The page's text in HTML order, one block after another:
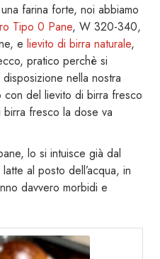
farina forte, noi abbiamo
Tipo 0 Pane, W 320-340,
e lievito di birra naturale,
pratico perchè si
nella nostra
con del lievito di birra fresco
fresco la dose va
lo si intuisce già dal
al posto dell’acqua, in
davvero morbidi e